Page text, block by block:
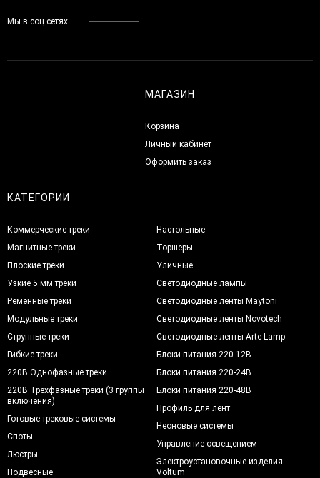
Мы в соц.сетях
МАГАЗИН
Корзина
Личный кабинет
Оформить заказ
КАТЕГОРИИ
Коммерческие треки
Магнитные треки
Плоские треки
Узкие 5 мм треки
Ременные треки
Модульные треки
Струнные треки
Гибкие треки
220В Однофазные треки
220В Трехфазные треки (3 группы
включения)
Готовые трековые системы
Споты
Люстры
Подвесные
Настольные
Торшеры
Уличные
Светодиодные лампы
Светодиодные ленты Maytoni
Светодиодные ленты Novotech
Светодиодные ленты Arte Lamp
Блоки питания 220-12В
Блоки питания 220-24В
Блоки питания 220-48В
Профиль для лент
Неоновые системы
Управление освещением
Электроустановочные изделия
Voltum